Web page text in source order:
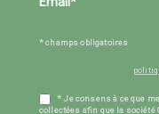
* champs obligatoires
* Je consens à ce que
collectées afin que la société